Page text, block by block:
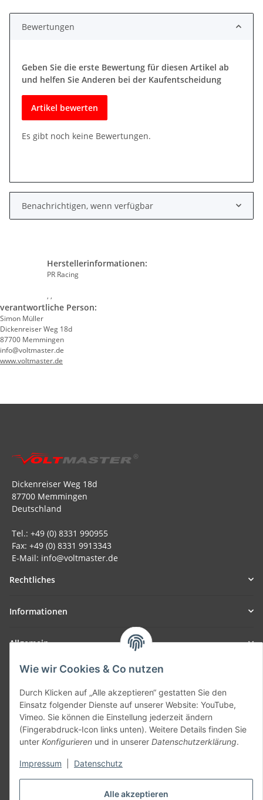
Alle akzeptieren
Wie wir Cookies & Co nutzen
Durch Klicken auf „Alle akzeptieren“ gestatten Sie den
Einsatz folgender Dienste auf unserer Website: YouTube,
Vimeo. Sie können die Einstellung jederzeit ändern
(Fingerabdruck-Icon links unten). Weitere Details finden Sie
unter Konfigurieren und in unserer Datenschutzerklärung.
Impressum Datenschutz
Bewertungen
Geben Sie die erste Bewertung für diesen Artikel ab
und helfen Sie Anderen bei der Kaufentscheidung
Artikel bewerten
Es gibt noch keine Bewertungen.
Benachrichtigen, wenn verfügbar
Herstellerinformationen:
PR Racing
, ,
verantwortliche Person:
Simon Müller
Dickenreiser Weg 18d
87700 Memmingen
info@voltmaster.de
www.voltmaster.de
Dickenreiser Weg 18d
87700 Memmingen
Deutschland
Tel.: +49 (0) 8331 990955
Fax: +49 (0) 8331 9913343
E-Mail: info@voltmaster.de
Rechtliches
Informationen
Allgemein
Teil unseres Netzwerks:
SmoliTec - Safety. Simplified. Worldwide. ( B2B Shop )
Vertrag widerrufen
* Alle Preise inkl. gesetzlicher USt., zzgl.Versand